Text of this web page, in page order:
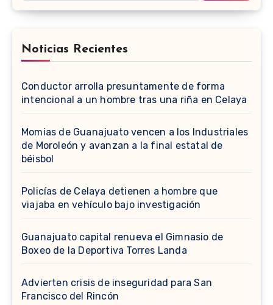
Noticias Recientes
Conductor arrolla presuntamente de forma
intencional a un hombre tras una riña en Celaya
Momias de Guanajuato vencen a los Industriales
de Moroleón y avanzan a la final estatal de
béisbol
Policías de Celaya detienen a hombre que
viajaba en vehículo bajo investigación
Guanajuato capital renueva el Gimnasio de
Boxeo de la Deportiva Torres Landa
Advierten crisis de inseguridad para San
Francisco del Rincón